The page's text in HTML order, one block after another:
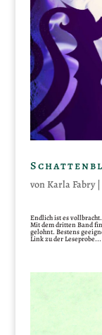
vonKarla Fabry|
Endlich ist es
Mit dem dritten Band
gelohnt. Bestens
Link zu der Leseprobe...